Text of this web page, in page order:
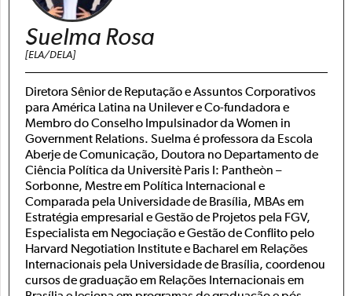
Suelma Rosa
[ELA/DELA]
Diretora Sênior de Reputação e Assuntos Corporativos
para América Latina na Unilever e Co-fundadora e
Membro do Conselho Impulsinador da Women in
Government Relations. Suelma é professora da Escola
Aberje de Comunicação, Doutora no Departamento de
Ciência Política da Universitè Paris I: Pantheòn –
Sorbonne, Mestre em Política Internacional e
Comparada pela Universidade de Brasília, MBAs em
Estratégia empresarial e Gestão de Projetos pela FGV,
Especialista em Negociação e Gestão de Conflito pelo
Harvard Negotiation Institute e Bacharel em Relações
Internacionais pela Universidade de Brasília, coordenou
cursos de graduação em Relações Internacionais em